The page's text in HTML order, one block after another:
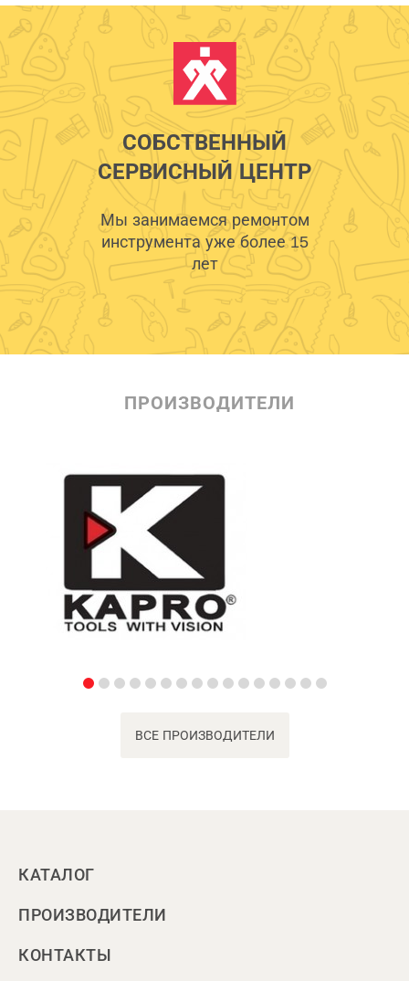
СОБСТВЕННЫЙ
СЕРВИСНЫЙ ЦЕНТР
Мы занимаемся ремонтом
инструмента уже более 15
лет
ПРОИЗВОДИТЕЛИ
ВСЕ ПРОИЗВОДИТЕЛИ
КАТАЛОГ
ПРОИЗВОДИТЕЛИ
КОНТАКТЫ